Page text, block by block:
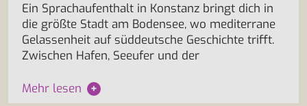
Ein Sprachaufenthalt in Konstanz bringt dich in
die größte Stadt am Bodensee, wo mediterrane
Gelassenheit auf süddeutsche Geschichte trifft.
Zwischen Hafen, Seeufer und der
Mehr lesen +